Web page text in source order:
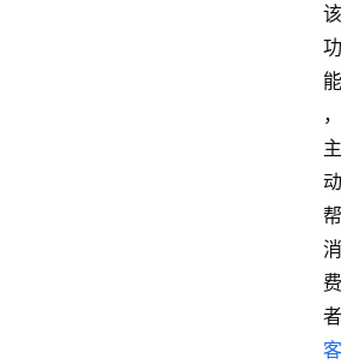
该
功
能
，
主
动
帮
消
费
者
客